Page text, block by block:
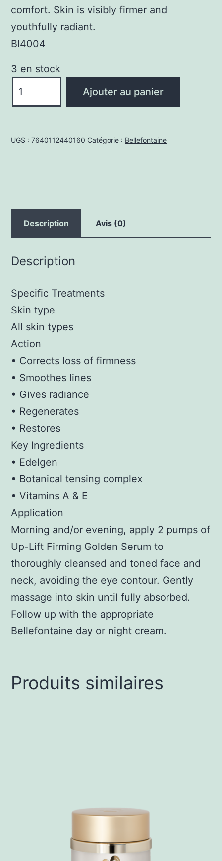
comfort. Skin is visibly firmer and
youthfully radiant.
BI4004
3 en stock
de
lift
Ajouter au panier
UGS :7640112440160 Catégorie : Bellefontaine
Description Avis (0)
Description
Specific Treatments
Skin type
All skin types
Action
• Corrects loss of firmness
• Smoothes lines
• Gives radiance
• Regenerates
• Restores
Key Ingredients
• Edelgen
• Botanical tensing complex
• Vitamins A & E
Application
Morning and/or evening, apply 2 pumps of
Up-Lift Firming Golden Serum to
thoroughly cleansed and toned face and
neck, avoiding the eye contour. Gently
massage into skin until fully absorbed.
Follow up with the appropriate
Bellefontaine day or night cream.
Produits similaires